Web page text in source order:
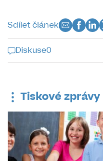
Sdílet článek
Diskuse0
Tiskové zprávy